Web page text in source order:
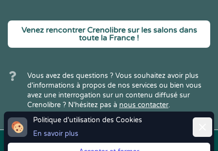
Politique d'utilisation des Cookies
En savoir plus
Venez rencontrer Crenolibre sur les salons dans
toute la France !
Vous avez des questions ? Vous souhaitez avoir plus
d'informations à propos de nos services ou bien vous
avez une interrogation sur un contenu diffusé sur
Crenolibre ? N'hésitez pas à nous contacter.
Copyright © 2022Crenolibre, tous Mentions | CGV | RGPD